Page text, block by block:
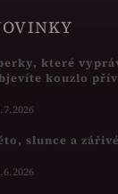
které
kouzlo
slunce a